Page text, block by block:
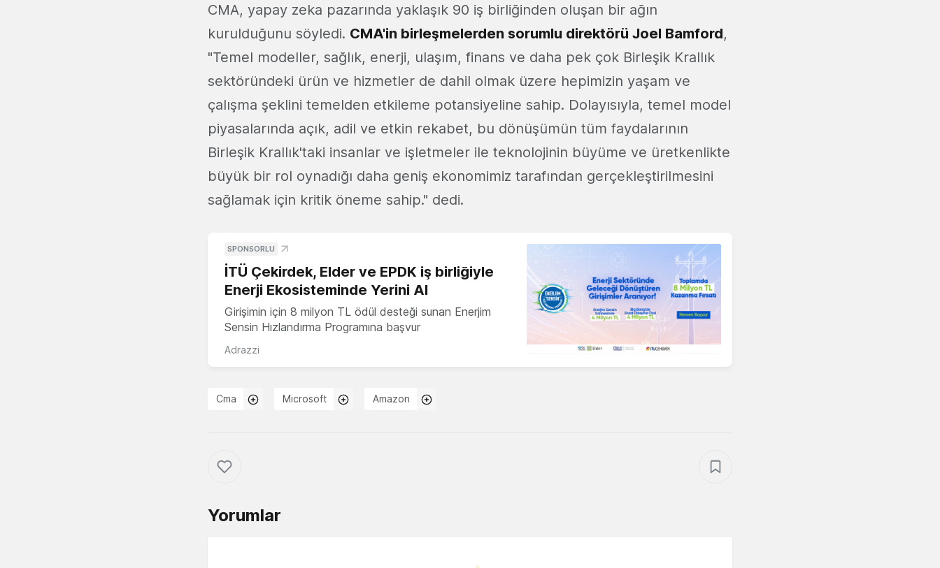
CMA, yapay zeka pazarında yaklaşık 90 iş birliğinden oluşan bir ağın
kurulduğunu söyledi. CMA'in birleşmelerden sorumlu direktörü Joel Bamford,
"Temel modeller, sağlık, enerji, ulaşım, finans ve daha pek çok Birleşik Krallık
sektöründeki ürün ve hizmetler de dahil olmak üzere hepimizin yaşam ve
çalışma şeklini temelden etkileme potansiyeline sahip. Dolayısıyla, temel model
piyasalarında açık, adil ve etkin rekabet, bu dönüşümün tüm faydalarının
Birleşik Krallık'taki insanlar ve işletmeler ile teknolojinin büyüme ve üretkenlikte
büyük bir rol oynadığı daha geniş ekonomimiz tarafından gerçekleştirilmesini
sağlamak için kritik öneme sahip." dedi.
SPONSORLU
İTÜ Çekirdek, Elder ve EPDK iş birliğiyle
Enerji Ekosisteminde Yerini Al
Girişimin için 8 milyon TL ödül desteği sunan Enerjim
Sensin Hızlandırma Programına başvur
Adrazzi
Cma Microsoft Amazon
Yorumlar